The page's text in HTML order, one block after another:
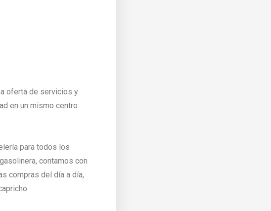
oferta de servicios y
en un mismo centro
para todos los
contamos con
compras del día a día,